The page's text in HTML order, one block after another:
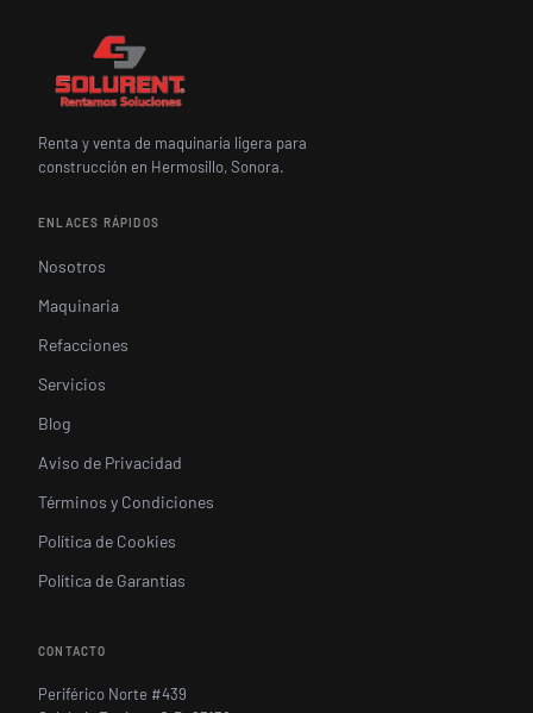
Renta y venta de maquinaria ligera para
construcción en Hermosillo, Sonora.
ENLACES RÁPIDOS
Nosotros
Maquinaria
Refacciones
Servicios
Blog
Aviso de Privacidad
Términos y Condiciones
Política de Cookies
Política de Garantías
CONTACTO
Periférico Norte #439